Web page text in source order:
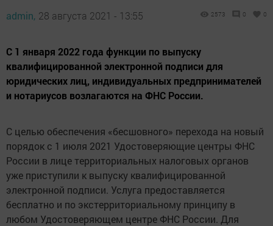
admin, 28 августа 2021 - 13:55 2573 0 0
С 1 января 2022 года функции по выпуску
квалифицированной электронной подписи для
юридических лиц, индивидуальных предпринимателей
и нотариусов возлагаются на ФНС России.
С целью обеспечения «бесшовного» перехода на новый
порядок с 1 июля 2021 Удостоверяющие центры ФНС
России в лице территориальных налоговых органов
уже приступили к выпуску квалифицированной
электронной подписи. Услуга предоставляется
бесплатно и по экстерриториальному принципу в
любом Удостоверяющем центре ФНС России. Для